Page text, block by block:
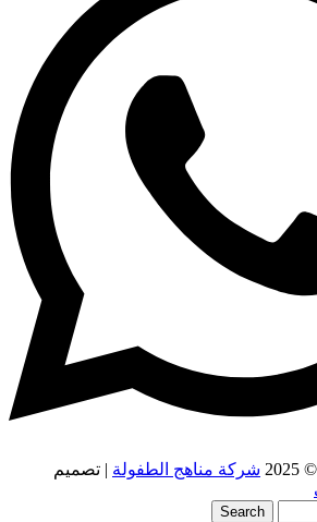
شركة مناهج الطفولة | تصميم
Search